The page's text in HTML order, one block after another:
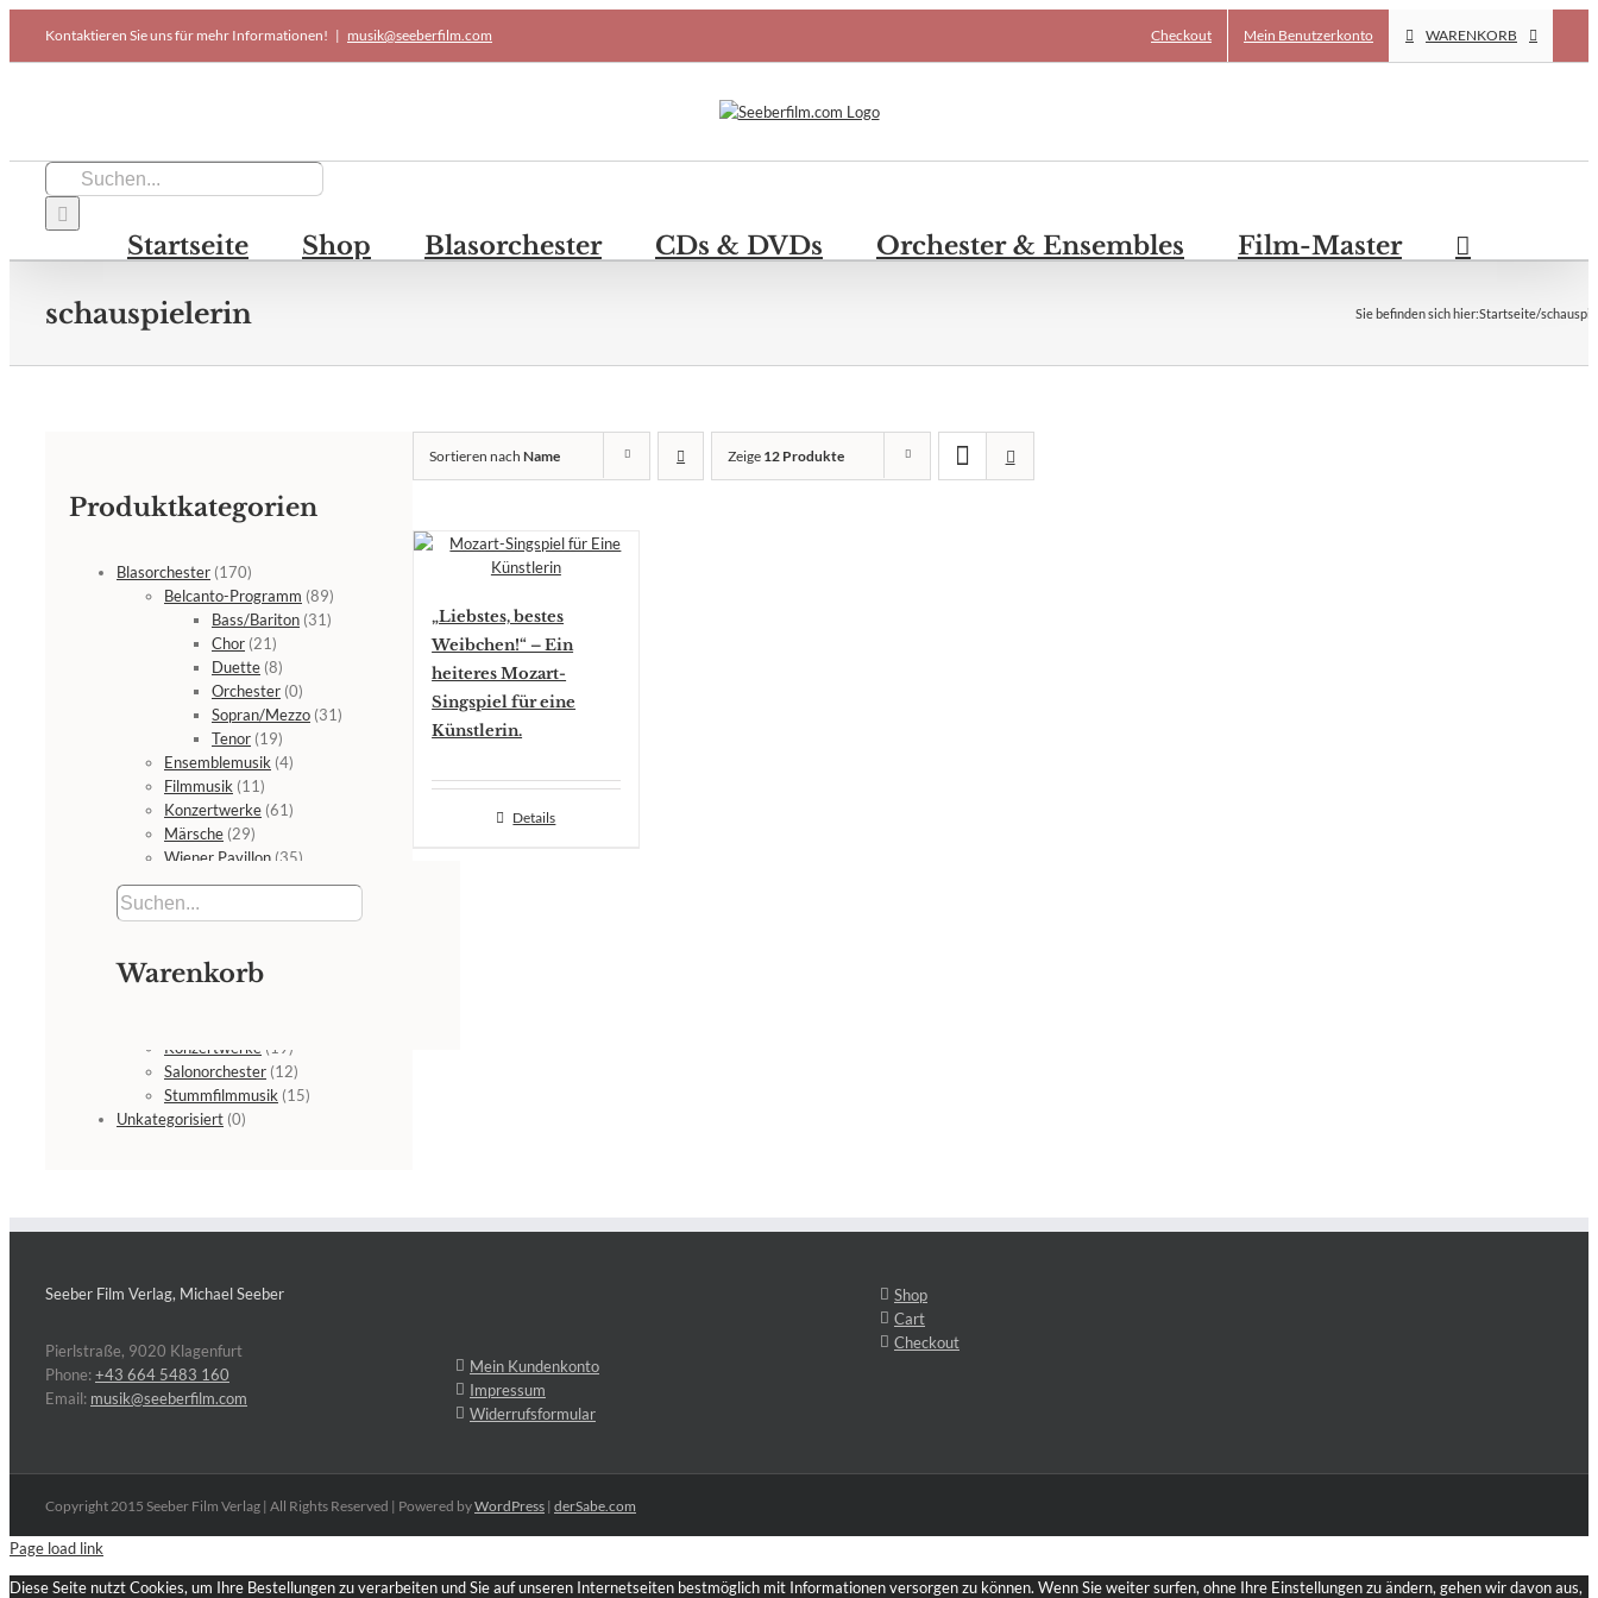
content
Kontaktieren Sie uns für mehr Informationen! | musik@seeberfilm.com Checkout Mein Benutzerkonto WARENKORB
Suche
nach:
Startseite Shop Blasorchester CDs & DVDs Orchester & Ensembles Film-Master
schauspielerin Sie befinden sich hier:Startseite/
Sortieren nachName Zeige 12 Produkte
„Liebstes, bestes
Weibchen!“ – Ein
heiteres Mozart-
Singspiel für eine
Künstlerin.
Details
Produktkategorien
Blasorchester (170)
Belcanto-Programm (89)
Bass/Bariton (31)
Chor (21)
Duette (8)
Orchester (0)
Sopran/Mezzo (31)
Tenor (19)
Ensemblemusik (4)
Filmmusik (11)
Konzertwerke (61)
Märsche (29)
Wiener Pavillon (35)
Bühne(1)
CDs - DVDs
Film-Master(7)
Konzertwerke (19)
Salonorchester (12)
Stummfilmmusik (15)
Unkategorisiert (0)
Warenkorb
Seeber Film Verlag, Michael Seeber
Pierlstraße, 9020 Klagenfurt
Phone:+43 664 5483 160
Email: musik@seeberfilm.com
Shop
Cart
Checkout
Mein Kundenkonto
Impressum
Widerrufsformular
Copyright 2015 Seeber Film Verlag | All Rights Reserved | Powered byWordPress | derSabe.com
Page load link
Diese Seite nutzt Cookies, um Ihre Bestellungen zu verarbeiten und Sie auf unseren Internetseiten bestmöglich mit Informationen versorgen zu können. Wenn Sie weiter surfen, ohne Ihre Einstellungen zu ändern, gehen wir davon aus,